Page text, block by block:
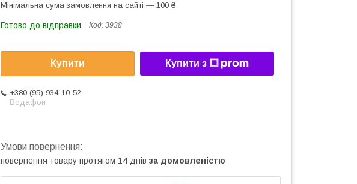
Мінімальна сума замовлення на сайті — 100 ₴
Готово до відправки Код: 3938
Купити Купити з
+380 (95) 934-10-52
Водафон
повернення товару протягом 14 днів за домовленістю